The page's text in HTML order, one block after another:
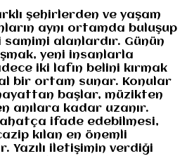
şehirlerden ve yaşam
aynı ortamda buluşup
alanlardır. Günün
yeni insanlarla
iki lafın belini kırmak
bir ortam sunar. Konular
başlar, müzikten
anılara kadar uzanır.
ifade edebilmesi,
kılan en önemli
Yazılı iletişimin verdiği